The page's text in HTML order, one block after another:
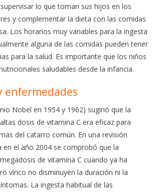
lo que toman sus hijos en los
y complementar la dieta con las comidas
Los horarios muy variables para la ingesta
alguna de las comidas pueden tener
para la salud. Es importante que los niños
saludables desde la infancia.
enfermedades
Nobel en 1954 y 1962) sugirió que la
dosis de vitamina C era eficaz para
del catarro común. En una revisión
en el año 2004 se comprobó que la
de vitamina C cuando ya ha
vírico no disminuyen la duración ni la
La ingesta habitual de las